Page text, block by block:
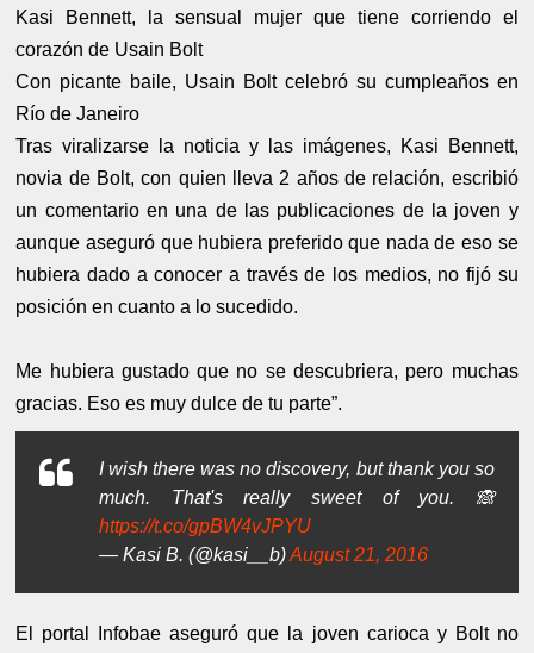
Kasi Bennett, la sensual mujer que tiene corriendo el
corazón de Usain Bolt
Con picante baile, Usain Bolt celebró su cumpleaños en
Río de Janeiro
Tras viralizarse la noticia y las imágenes, Kasi Bennett,
novia de Bolt, con quien lleva 2 años de relación, escribió
un comentario en una de las publicaciones de la joven y
aunque aseguró que hubiera preferido que nada de eso se
hubiera dado a conocer a través de los medios, no fijó su
posición en cuanto a lo sucedido.
Me hubiera gustado que no se descubriera, pero muchas
gracias. Eso es muy dulce de tu parte”.
I wish there was no discovery, but thank you so
much. That's really sweet of you. 🙈
https://t.co/gpBW4vJPYU
— Kasi B. (@kasi__b)August 21, 2016
El portal Infobae aseguró que la joven carioca y Bolt no